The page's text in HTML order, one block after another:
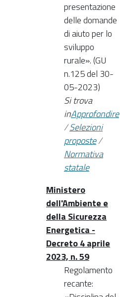
presentazione
delle domande
di aiuto per lo
sviluppo
rurale». (GU
n.125 del 30-
05-2023)
Si trova
inApprofondire
/Selezioni
proposte/
Normativa
statale
Ministero
dell'Ambiente e
della Sicurezza
Energetica -
Decreto 4 aprile
2023, n. 59
Regolamento
recante: